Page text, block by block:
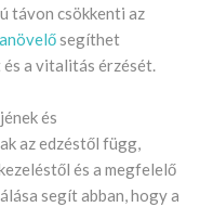
távon csökkenti az
segíthet
a vitalitás érzését.
és
az edzéstől függ,
és a megfelelő
segít abban, hogy a